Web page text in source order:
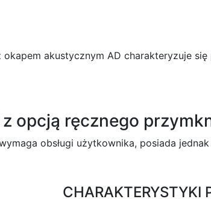
okapem akustycznym AD charakteryzuje
z opcją ręcznego
obsługi użytkownika, posiada
CHARAKTERYSTYKI